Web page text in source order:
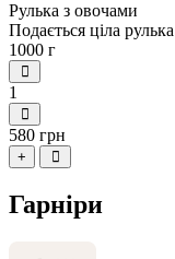
Рулька з овочами
Подається ціла рулька
1000 г
1
580 грн
+
Гарніри